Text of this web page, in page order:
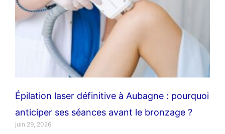
Épilation laser définitive à Aubagne : pourquoi
anticiper ses séances avant le bronzage ?
juin 29, 2026